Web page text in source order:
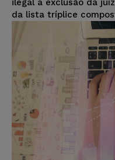
ilegal a exclusão da
da lista tríplice